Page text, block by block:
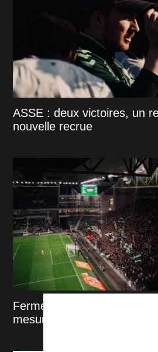
ASSE : deux victoires, un
nouvelle recrue
Fermeture des Kops :
mesure qui fait réagir